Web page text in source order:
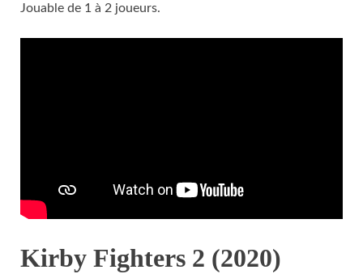
Jouable de 1 à 2 joueurs.
Kirby Fighters 2 (2020)